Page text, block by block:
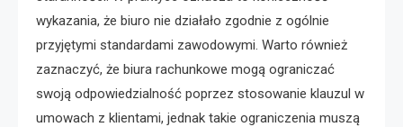
wykazania, że biuro nie działało zgodnie z ogólnie
przyjętymi standardami zawodowymi. Warto również
zaznaczyć, że biura rachunkowe mogą ograniczać
swoją odpowiedzialność poprzez stosowanie klauzul w
umowach z klientami, jednak takie ograniczenia muszą